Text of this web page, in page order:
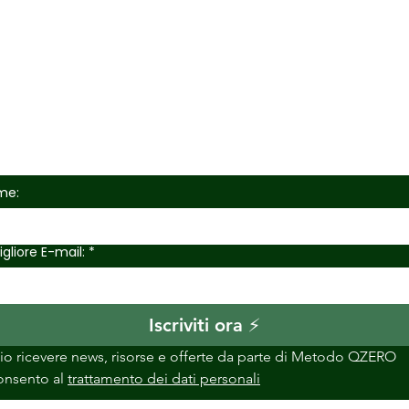
E-mail: *
Iscriviti ora ⚡
ricevere news, risorse e offerte da parte di Metodo QZERO
al trattamento dei dati personali